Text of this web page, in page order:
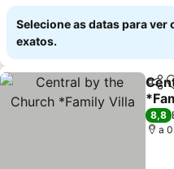
Selecione as datas para ver
exatos.
Ver
8,8
a